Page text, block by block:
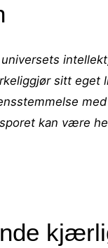
sitt
kan være